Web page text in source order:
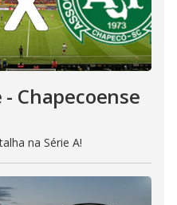
Chapecoense
na Série A!